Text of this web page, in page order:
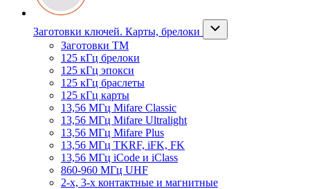
Заготовки ключей. Карты, брелоки
Заготовки ТМ
125 кГц брелоки
125 кГц эпокси
125 кГц браслеты
125 кГц карты
13,56 МГц Mifare Classic
13,56 МГц Mifare Ultralight
13,56 МГц Mifare Plus
13,56 МГц TKRF, iFK, FK
13,56 МГц iCode и iClass
860-960 МГц UHF
2-х, 3-х контактные и магнитные